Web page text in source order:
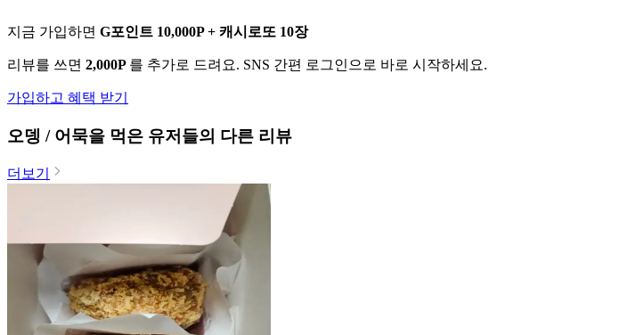
지금 가입하면 G포인트 10,000P + 캐시로또 10장
리뷰를 쓰면 2,000P 를 추가로 드려요. SNS 간편 로그인으로 바로 시작하세요.
가입하고 혜택 받기
오뎅 / 어묵을 먹은 유저들의 다른 리뷰
더보기